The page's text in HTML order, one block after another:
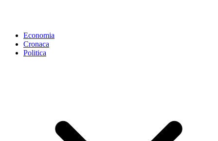
Economia
Cronaca
Politica